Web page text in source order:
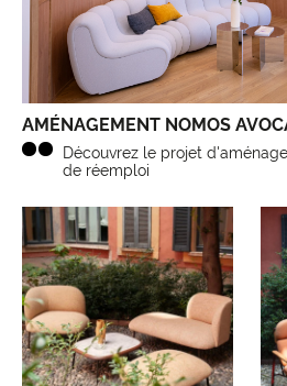
AMÉNAGEMENT NOMOS
Découvrez le projet
de réemploi